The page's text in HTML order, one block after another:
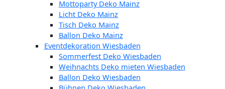
Mottoparty Deko Mainz
Licht Deko Mainz
Tisch Deko Mainz
Ballon Deko Mainz
Eventdekoration Wiesbaden
Sommerfest Deko Wiesbaden
Weihnachts Deko mieten Wiesbaden
Ballon Deko Wiesbaden